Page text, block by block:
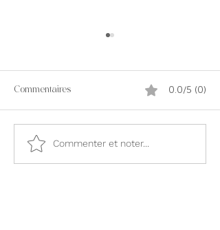
Pizza Caprese 🍕
Commentaires 0.0/5 (0)
Commenter et noter...